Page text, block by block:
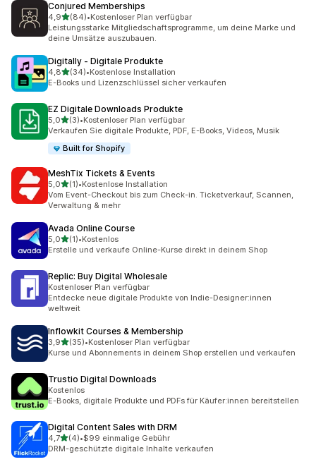
Conjured Memberships
4,9von 5 Sternen
(84)
84 Rezensionen insgesamt
•Kostenloser Plan verfügbar
Leistungsstarke Mitgliedschaftsprogramme, um deine Marke und
deine Umsätze auszubauen.
Digitally ‑ Digitale Produkte
4,8von 5 Sternen
(34)
34 Rezensionen insgesamt
•Kostenlose Installation
E-Books und Lizenzschlüssel sicher verkaufen
EZ Digitale Downloads Produkte
5,0von 5 Sternen
(3)
3 Rezensionen insgesamt
•Kostenloser Plan verfügbar
Verkaufen Sie digitale Produkte, PDF, E-Books, Videos, Musik
Built for Shopify
MeshTix Tickets & Events
5,0von 5 Sternen
(1)
1 Rezensionen insgesamt
•Kostenlose Installation
Vom Event-Checkout bis zum Check-in. Ticketverkauf, Scannen,
Verwaltung & mehr
Avada Online Course
5,0von 5 Sternen
(1)
1 Rezensionen insgesamt
•Kostenlos
Erstelle und verkaufe Online-Kurse direkt in deinem Shop
Replic: Buy Digital Wholesale
Kostenloser Plan verfügbar
Entdecke neue digitale Produkte von Indie-Designer:innen
weltweit
Inflowkit Courses & Membership
3,9von 5 Sternen
(35)
35 Rezensionen insgesamt
•Kostenloser Plan verfügbar
Kurse und Abonnements in deinem Shop erstellen und verkaufen
Trustio Digital Downloads
Kostenlos
E-Books, digitale Produkte und PDFs für Käufer:innen bereitstellen
Digital Content Sales with DRM
4,7von 5 Sternen
(4)
4 Rezensionen insgesamt
•$99 einmalige Gebühr
DRM-geschützte digitale Inhalte verkaufen